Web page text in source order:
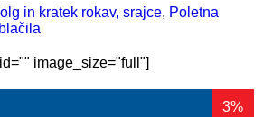
in kratek rokav, srajce, Poletna
image_size="full"]
3%